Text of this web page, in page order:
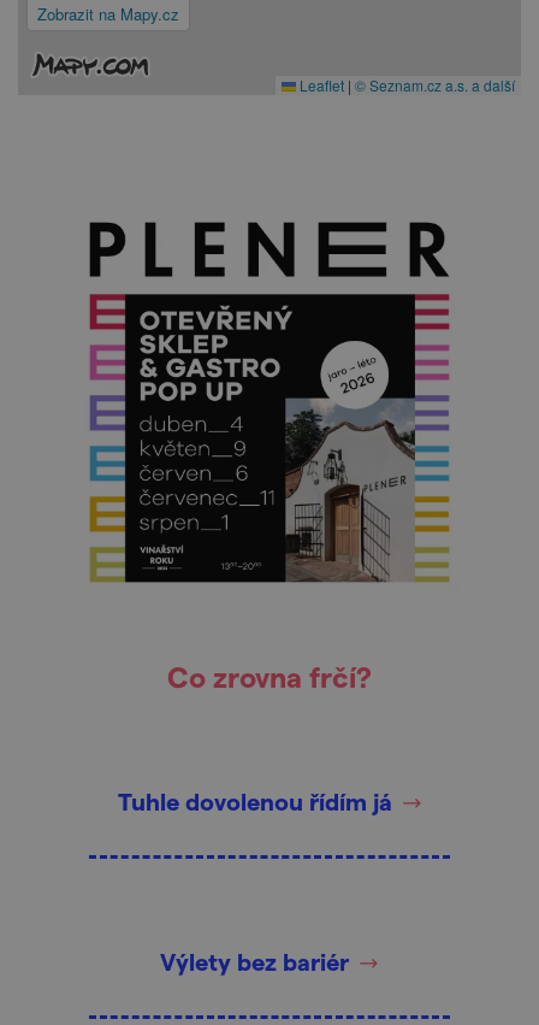
Zobrazit na Mapy.cz
Leaflet | © Seznam.cz a.s. a další
Co zrovna frčí?
Tuhle dovolenou řídím já
Výlety bez bariér